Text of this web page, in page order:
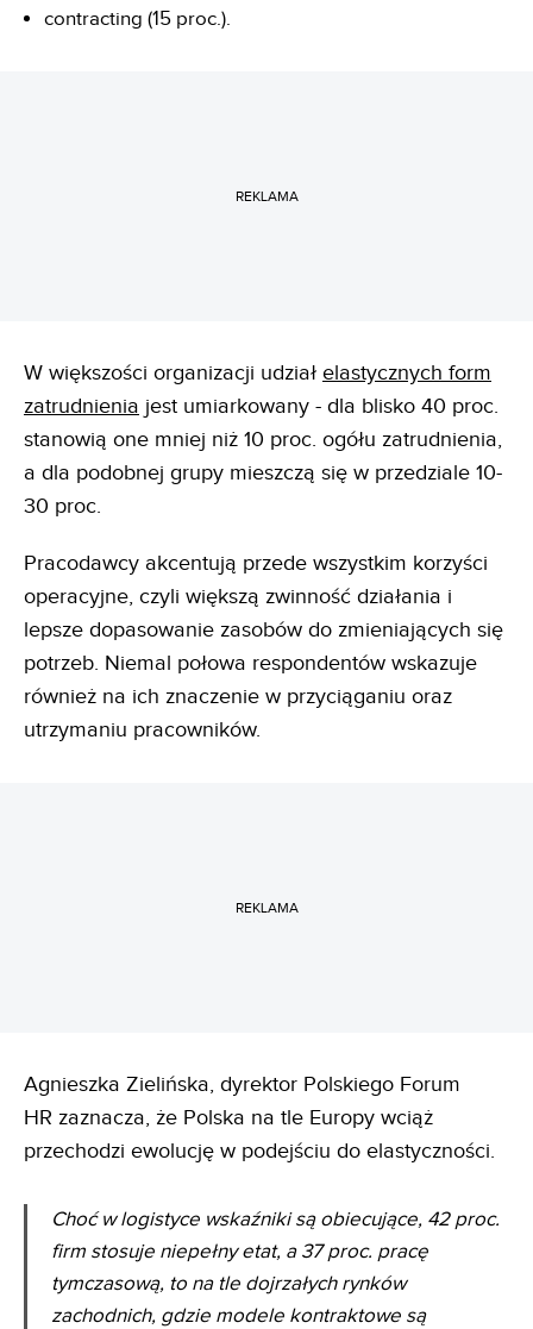
contracting (15 proc.).
REKLAMA
W większości organizacji udział elastycznych form
zatrudnienia jest umiarkowany - dla blisko 40 proc.
stanowią one mniej niż 10 proc. ogółu zatrudnienia,
a dla podobnej grupy mieszczą się w przedziale 10-
30 proc.
Pracodawcy akcentują przede wszystkim korzyści
operacyjne, czyli większą zwinność działania i
lepsze dopasowanie zasobów do zmieniających się
potrzeb. Niemal połowa respondentów wskazuje
również na ich znaczenie w przyciąganiu oraz
utrzymaniu pracowników.
REKLAMA
Agnieszka Zielińska, dyrektor Polskiego Forum
HR zaznacza, że Polska na tle Europy wciąż
przechodzi ewolucję w podejściu do elastyczności.
Choć w logistyce wskaźniki są obiecujące, 42 proc.
firm stosuje niepełny etat, a 37 proc. pracę
tymczasową, to na tle dojrzałych rynków
zachodnich, gdzie modele kontraktowe są